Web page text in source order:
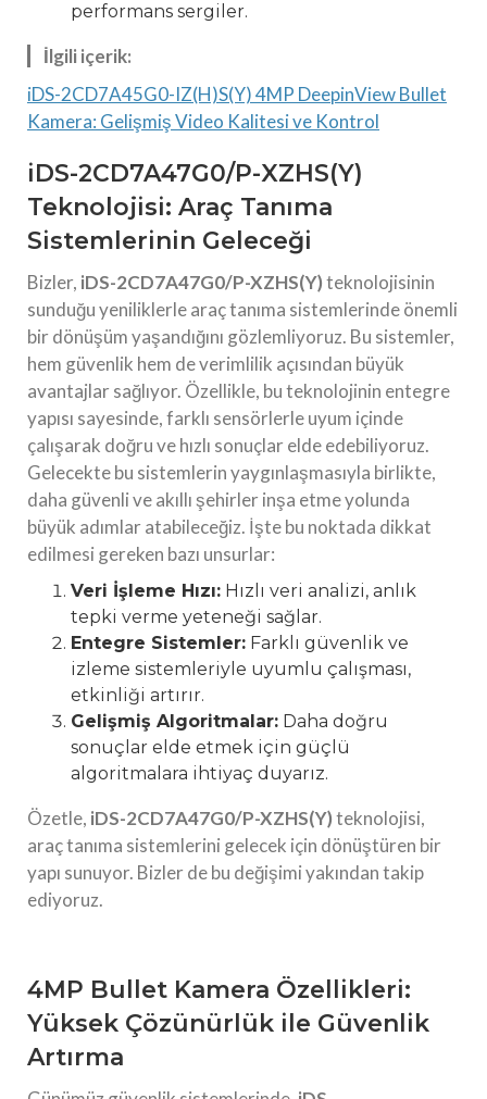
performans sergiler.
İlgili içerik:
iDS-2CD7A45G0-IZ(H)S(Y) 4MP DeepinView Bullet
Kamera: Gelişmiş Video Kalitesi ve Kontrol
iDS-2CD7A47G0/P-XZHS(Y)
Teknolojisi: Araç Tanıma
Sistemlerinin Geleceği
Bizler, iDS-2CD7A47G0/P-XZHS(Y)teknolojisinin
sunduğu yeniliklerle araç tanıma sistemlerinde önemli
bir dönüşüm yaşandığını gözlemliyoruz. Bu sistemler,
hem güvenlik hem de verimlilik açısından büyük
avantajlar sağlıyor. Özellikle, bu teknolojinin entegre
yapısı sayesinde, farklı sensörlerle uyum içinde
çalışarak doğru ve hızlı sonuçlar elde edebiliyoruz.
Gelecekte bu sistemlerin yaygınlaşmasıyla birlikte,
daha güvenli ve akıllı şehirler inşa etme yolunda
büyük adımlar atabileceğiz. İşte bu noktada dikkat
edilmesi gereken bazı unsurlar:
Veri İşleme Hızı: Hızlı veri analizi, anlık
tepki verme yeteneği sağlar.
Entegre Sistemler: Farklı güvenlik ve
izleme sistemleriyle uyumlu çalışması,
etkinliği artırır.
Gelişmiş Algoritmalar: Daha doğru
sonuçlar elde etmek için güçlü
algoritmalara ihtiyaç duyarız.
Özetle, iDS-2CD7A47G0/P-XZHS(Y)teknolojisi,
araç tanıma sistemlerini gelecek için dönüştüren bir
yapı sunuyor. Bizler de bu değişimi yakından takip
ediyoruz.
4MP Bullet Kamera Özellikleri:
Yüksek Çözünürlük ile Güvenlik
Artırma